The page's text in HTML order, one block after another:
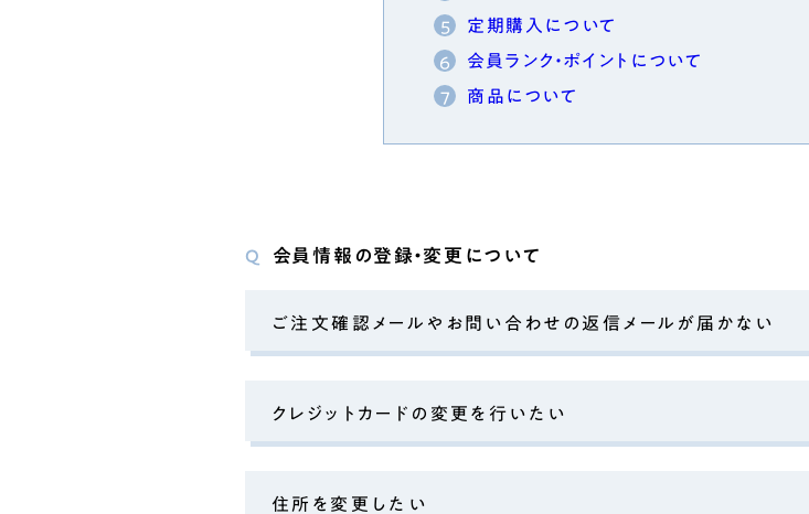
定期購入について
会員ランク・ポイントについて
商品について
Q 会員情報の登録・変更について
ご注文確認メールやお問い合わせの返信メールが届かない
クレジットカードの変更を行いたい
住所を変更したい